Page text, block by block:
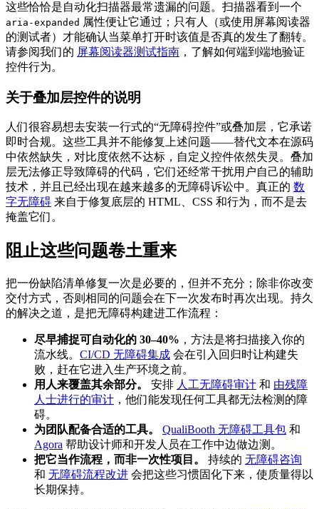
这些恰恰是自动化扫描器最常遗漏的问题。扫描器看到一个
aria-expanded 属性便让它通过；只有人（或使用屏幕阅读器
的测试者）才能确认当菜单打开时该值是否真的发生了翻转。
请参阅我们的 屏幕阅读器测试指南 ，了解如何端到端地验证
控件行为。
关于叠加层控件的说明
人们很容易想去安装一行式的“无障碍控件”或叠加层，它承诺
即时合规。这些工具并不能修复上述问题——替代文本在源码
中依然缺失，对比度依然不达标，自定义控件依然失灵。叠加
层无法修正导致障碍的代码，它们还经常干扰用户自己的辅助
技术，并且已经出现在越来越多的无障碍诉讼中。真正的 数
字无障碍 来自于修复底层的 HTML、CSS 和行为，而不是去
掩盖它们。
阻止这些问题卷土重来
把一份缺陷清单修复一次是必要的，但并不充分；除非你改变
交付方式，否则相同的问题会在下一次发布时再次出现。持久
的解决之道，是把无障碍构建进工作流程：
尽早捕捉可自动化的 30–40% ，方法是将扫描接入你的
流水线。 CI/CD 无障碍集成 会在引入回归时让构建失
败，赶在它进入生产环境之前。
用人来覆盖其余部分。
安排 人工无障碍审计 和 由残障
人士进行的审计 ，他们能发现任何工具都无法检测的障
碍。
为团队配备合适的工具。
QualiBooth 无障碍工具包 和
Agora 帮助设计师和开发人员在工作中边做边测。
把它当作流程，而非一次性项目。
持续的 无障碍咨询
和 无障碍流程改进 会把这些习惯固化下来，使质量得以
长期保持。